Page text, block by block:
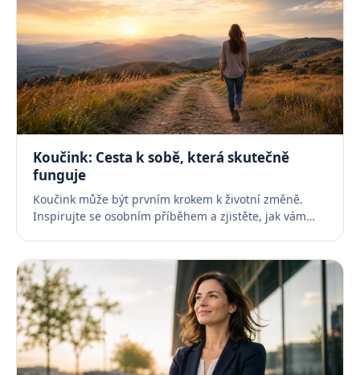
Koučink: Cesta k sobě, která skutečně
funguje
Koučink může být prvním krokem k životní změně.
Inspirujte se osobním příběhem a zjistěte, jak vám…